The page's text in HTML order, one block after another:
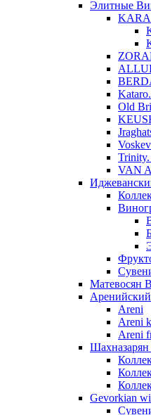
Элитные
Old
VAN
Матевосян
Areni
Areni
Areni
Gevorkian